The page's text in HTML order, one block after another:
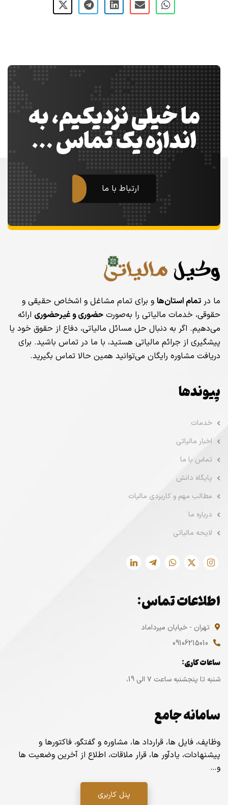
ما خیلی نزدیکیم، به
اندازه یک تماس …
ارتباط با ما
ما در تمام استان‌ها و برای تمام مشاغل و اشخاص حقیقی و
حقوقی، خدمات مالیاتی را به‌صورت حضوری و غیرحضوری ارائه
می‌دهیم. اگر به دنبال حل مسائل مالیاتی، دفاع از حقوق خود یا
پیشگیری از جرائم مالیاتی هستید، با ما در تماس باشید. برای
دریافت مشاوره رایگان می‌توانید همین حالا تماس بگیرید.
پیوندها
خدمات
اخبار مالیاتی
تماس با ما
پایگاه دانش
مطالب مهم و کاربردی مالیات
درباره ما
لایحه مالیاتی
اطلاعات تماس:
تهران - خیابان میرداماد
09106215010
ساعات کاری:
شنبه تا پنجشنبه ساعت ۷ الی 19،
سامانه جامع
وظایف، فایل ها، قرارداد ها، مشاوره و گفتگو، فاکتورها و
پیشنهادات، یادآور ها، قرار ملاقات، اطلاع از آخرین وضعیت ها
و…
پنل کاربری